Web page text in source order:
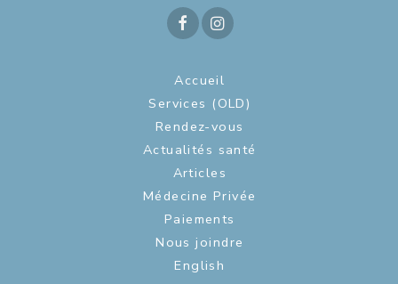
Accueil
Services (OLD)
Rendez-vous
Actualités santé
Articles
Médecine Privée
Paiements
Nous joindre
English